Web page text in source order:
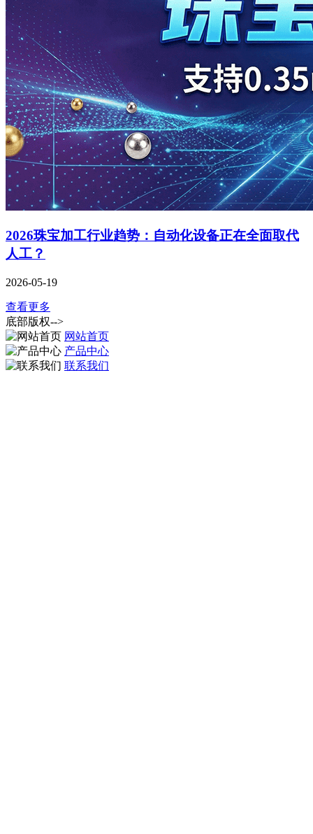
2026珠宝加工行业趋势：自动化设备正在全面取代
人工？
2026-05-19
查看更多
底部版权-->
网站首页
产品中心
联系我们